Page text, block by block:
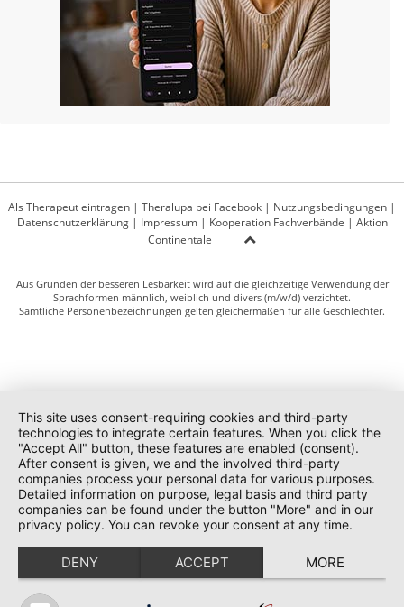
Als Therapeut eintragen | Theralupa bei Facebook | Nutzungsbedingungen |
Datenschutzerklärung| Impressum| Kooperation Fachverbände | Aktion
Continentale
Aus Gründen der besseren Lesbarkeit wird auf die gleichzeitige Verwendung der
Sprachformen männlich, weiblich und divers (m/w/d) verzichtet.
Sämtliche Personenbezeichnungen gelten gleichermaßen für alle Geschlechter.
This site uses consent-requiring cookies and third-party
technologies to integrate certain features. When you click the
"Accept All" button, these features are enabled (consent).
After consent is given, we and the involved third-party
companies process your personal data for various purposes.
Detailed information on purpose, legal basis and third party
companies can be found under the button "More" and in our
privacy policy. You can revoke your consent at any time.
DENY ACCEPT MORE